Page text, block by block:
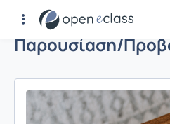
Παρουσίαση/